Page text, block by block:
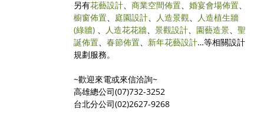
另有花藝設計、商業空間佈置、婚宴會場佈置、
櫥窗佈置、 庭園設計、 人造景觀、 人造植生牆
(綠牆) 、 人造花花牆、景觀設計、 園藝造景、聖
誕佈置、春節佈置、 新年花藝設計…等相關設計
規劃服務。
~歡迎來電或來信洽詢~
高雄總公司(07)732-3252
台北分公司(02)2627-9268